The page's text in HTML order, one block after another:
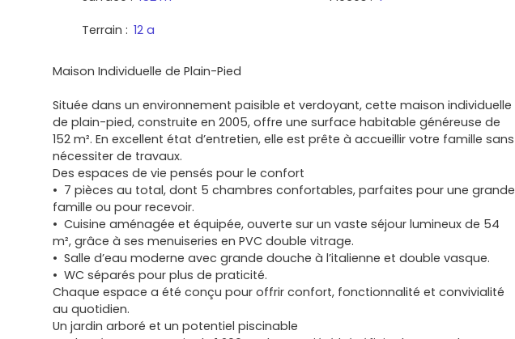
Terrain : 12 a
Maison Individuelle de Plain-Pied
Située dans un environnement paisible et verdoyant, cette maison individuelle
de plain-pied, construite en 2005, offre une surface habitable généreuse de
152 m². En excellent état d’entretien, elle est prête à accueillir votre famille sans
nécessiter de travaux.
Des espaces de vie pensés pour le confort
7 pièces au total, dont 5 chambres confortables, parfaites pour une grande
famille ou pour recevoir.
Cuisine aménagée et équipée, ouverte sur un vaste séjour lumineux de 54
m², grâce à ses menuiseries en PVC double vitrage.
Salle d’eau moderne avec grande douche à l’italienne et double vasque.
WC séparés pour plus de praticité.
Chaque espace a été conçu pour offrir confort, fonctionnalité et convivialité
au quotidien.
Un jardin arboré et un potentiel piscinable